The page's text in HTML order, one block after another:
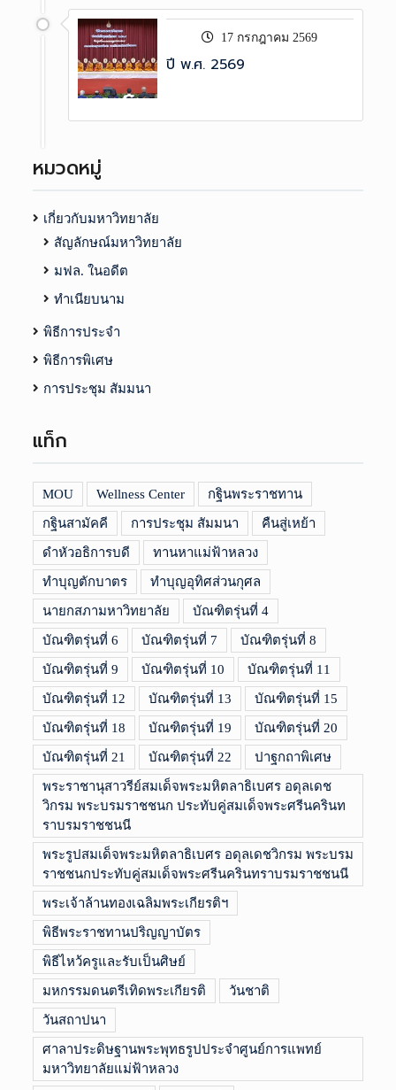
17 กรกฎาคม 2569
ปี พ.ศ. 2569
หมวดหมู่
เกี่ยวกับมหาวิทยาลัย
สัญลักษณ์มหาวิทยาลัย
มฟล. ในอดีต
ทำเนียบนาม
พิธีการประจำ
พิธีการพิเศษ
การประชุม สัมมนา
แท็ก
MOU Wellness Center กฐินพระราชทาน
กฐินสามัคคี การประชุม สัมมนา คืนสู่เหย้า
ดำหัวอธิการบดี ทานหาแม่ฟ้าหลวง
ทำบุญตักบาตร ทำบุญอุทิศส่วนกุศล
นายกสภามหาวิทยาลัย บัณฑิตรุ่นที่ 4
บัณฑิตรุ่นที่ 6 บัณฑิตรุ่นที่ 7 บัณฑิตรุ่นที่ 8
บัณฑิตรุ่นที่ 9 บัณฑิตรุ่นที่ 10 บัณฑิตรุ่นที่ 11
บัณฑิตรุ่นที่ 12 บัณฑิตรุ่นที่ 13 บัณฑิตรุ่นที่ 15
บัณฑิตรุ่นที่ 18 บัณฑิตรุ่นที่ 19 บัณฑิตรุ่นที่ 20
บัณฑิตรุ่นที่ 21 บัณฑิตรุ่นที่ 22 ปาฐกถาพิเศษ
พระราชานุสาวรีย์สมเด็จพระมหิตลาธิเบศร อดุลเดช
วิกรม พระบรมราชชนก ประทับคู่สมเด็จพระศรีนครินท
ราบรมราชชนนี
พระรูปสมเด็จพระมหิตลาธิเบศร อดุลเดชวิกรม พระบรม
ราชชนกประทับคู่สมเด็จพระศรีนครินทราบรมราชชนนี
พระเจ้าล้านทองเฉลิมพระเกียรติฯ
พิธีพระราชทานปริญญาบัตร
พิธีไหว้ครูและรับเป็นศิษย์
มหกรรมดนตรีเทิดพระเกียรติ วันชาติ
วันสถาปนา
ศาลาประดิษฐานพระพุทธรูปประจำศูนย์การแพทย์
มหาวิทยาลัยแม่ฟ้าหลวง